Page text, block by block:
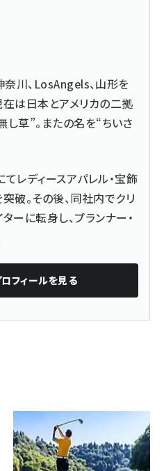
奈川、LosAngels、山形を
は日本とアメリカの二拠
草”。またの名を“ちいさ
レディースアパレル・宝飾
破。その後、同社内でクリ
ーに転身し、プランナー・
フィールを見る